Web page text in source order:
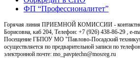
ФП “Профессионалитет”
Горячая линия ПРИЕМНОЙ КОМИССИИ -
Борисовна, каб 204, Телефон: +7 (926) 438-86-29 , e-
Посещение ГБПОУ МО "Павлово-Посадский
осуществляется по предварительной записи по
электронной почте: mo_pavptechn@mosreg.ru